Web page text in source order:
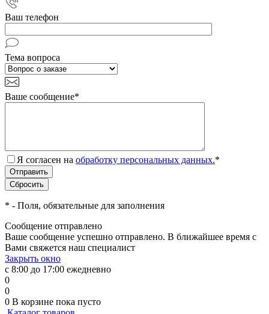
Ваш телефон
Тема вопроса
Ваше сообщение*
Я согласен на обработку персональных данных.*
* - Поля, обязательные для заполнения
Сообщение отправлено
Ваше сообщение успешно отправлено. В ближайшее время с
Вами свяжется наш специалист
Закрыть окно
с 8:00 до 17:00 ежедневно
0
0
0 В корзине пока пусто